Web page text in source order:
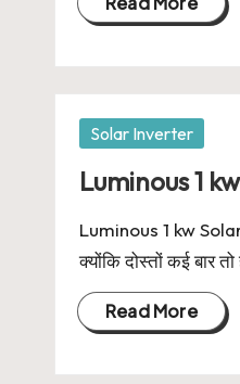
Posted
Solar Inverter
Luminous 1
Luminous 1 kw
क्योंकि दोस्तों कई बार
Read More